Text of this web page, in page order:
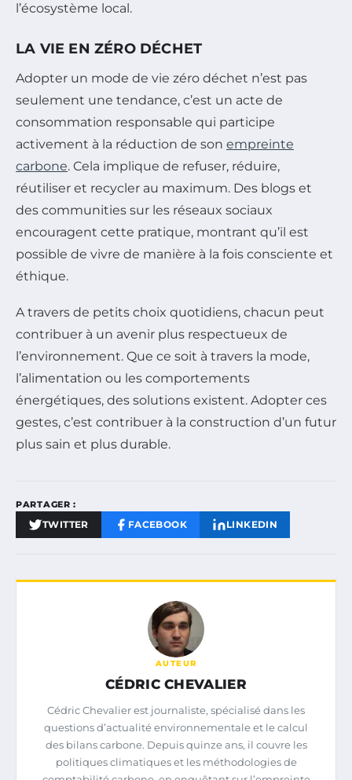
l’écosystème local.
LA VIE EN ZÉRO DÉCHET
Adopter un mode de vie zéro déchet n’est pas
seulement une tendance, c’est un acte de
consommation responsable qui participe
activement à la réduction de son empreinte
carbone. Cela implique de refuser, réduire,
réutiliser et recycler au maximum. Des blogs et
des communities sur les réseaux sociaux
encouragent cette pratique, montrant qu’il est
possible de vivre de manière à la fois consciente et
éthique.
A travers de petits choix quotidiens, chacun peut
contribuer à un avenir plus respectueux de
l’environnement. Que ce soit à travers la mode,
l’alimentation ou les comportements
énergétiques, des solutions existent. Adopter ces
gestes, c’est contribuer à la construction d’un futur
plus sain et plus durable.
PARTAGER :
TWITTER FACEBOOK LINKEDIN
AUTEUR
CÉDRIC CHEVALIER
Cédric Chevalier est journaliste, spécialisé dans les
questions d’actualité environnementale et le calcul
des bilans carbone. Depuis quinze ans, il couvre les
politiques climatiques et les méthodologies de